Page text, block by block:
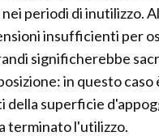
periodi di inutilizzo.
insufficienti per
significherebbe
in questo caso
della superficie
terminato l'utilizzo.